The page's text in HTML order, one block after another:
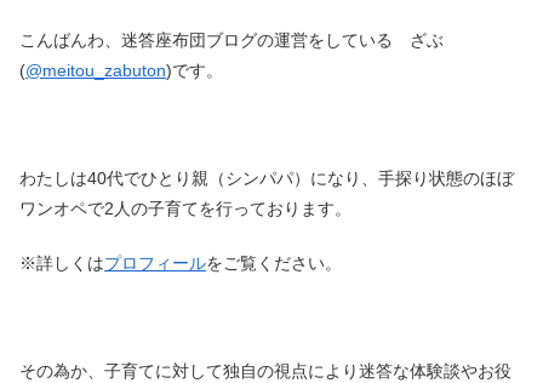
こんばんわ、迷答座布団ブログの運営をしている ざぶ
(@meitou_zabuton)です。
わたしは40代でひとり親（シンパパ）になり、手探り状態のほぼ
ワンオペで2人の子育てを行っております。
※詳しくはプロフィールをご覧ください。
その為か、子育てに対して独自の視点により迷答な体験談やお役